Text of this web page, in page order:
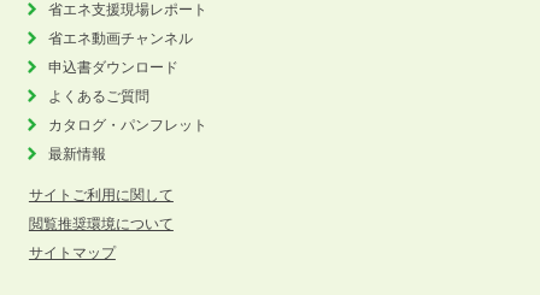
省エネ支援現場レポート
省エネ動画チャンネル
申込書ダウンロード
よくあるご質問
カタログ・パンフレット
最新情報
サイトご利用に関して
閲覧推奨環境について
サイトマップ